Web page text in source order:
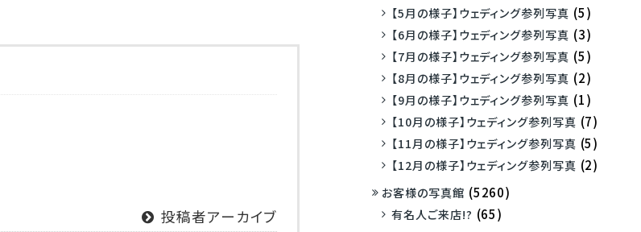
投稿者アーカイブ
【5月の様子】ウェディング参列写真 (5)
【6月の様子】ウェディング参列写真 (3)
【7月の様子】ウェディング参列写真 (5)
【8月の様子】ウェディング参列写真 (2)
【9月の様子】ウェディング参列写真 (1)
【10月の様子】ウェディング参列写真 (7)
【11月の様子】ウェディング参列写真 (5)
【12月の様子】ウェディング参列写真 (2)
お客様の写真館 (5260)
有名人ご来店!? (65)